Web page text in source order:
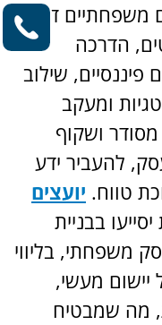
משפחתיים דורש
הדרכה
פיננסיים, שילוב
ומעקב
ושקוף
להעביר ידע
טווח. יועצים
בבניית
משפחתי, בליווי
מעשי,
מה שמבטיח